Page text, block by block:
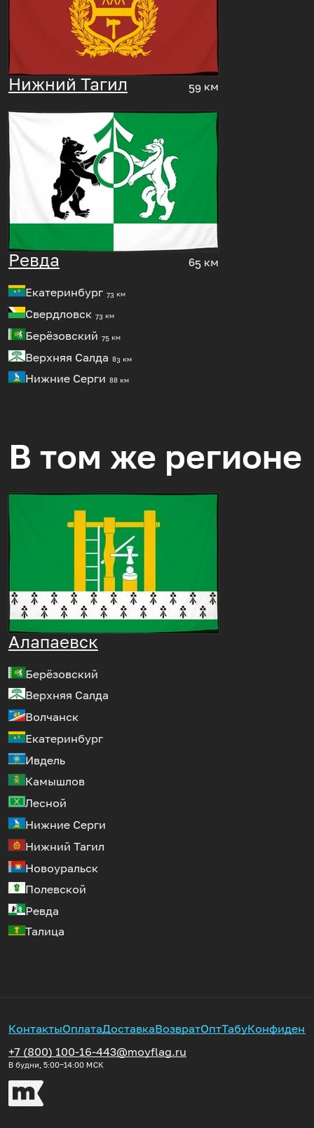
Нижний Тагил 59 км
Ревда 65 км
Екатеринбург 73 км
Свердловск 73 км
Берёзовский 75 км
Верхняя Салда 83 км
Нижние Серги 88 км
В том же регионе
Алапаевск
Берёзовский
Верхняя Салда
Волчанск
Екатеринбург
Ивдель
Камышлов
Лесной
Нижние Серги
Нижний Тагил
Новоуральск
Полевской
Ревда
Талица
КонтактыОплатаДоставкаВозвратОптТабу
+7 (800) 100-16-44
В будни, 5:00‒14:00 МСК
3@moyflag.ru